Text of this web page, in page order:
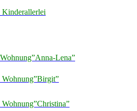
Kinderallerlei
Wohnung”Anna-Lena”
Wohnung”Birgit”
Wohnung”Christina”